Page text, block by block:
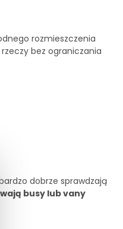
rozmieszczenia
bez ograniczania
dobrze sprawdzają
busy lub vany